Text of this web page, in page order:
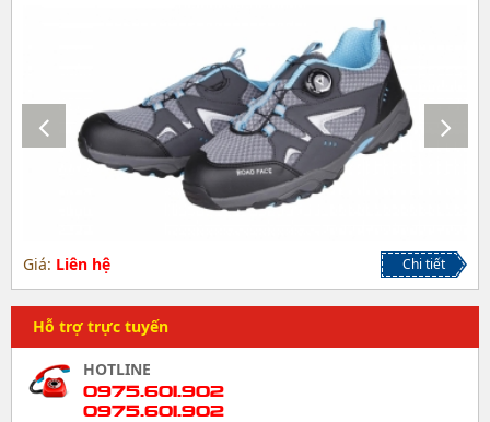
Hỗ trợ trực tuyến
HOTLINE
0975.601.902
0975.601.902
Giá: Liên hệ Chi tiết